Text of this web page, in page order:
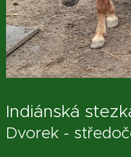
Indiánská
Dvorek -